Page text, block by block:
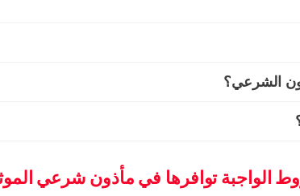
الشرعي؟
الواجبة توافرها في مأذون شرعي